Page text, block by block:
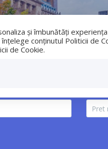
și îmbunătăți
conținutul Politicii de
de Cookie.
Vanzari